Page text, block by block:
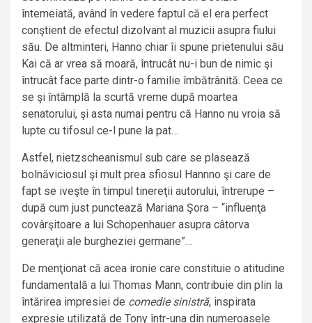
întemeiată, având în vedere faptul că el era perfect
conştient de efectul dizolvant al muzicii asupra fiului
său. De altminteri, Hanno chiar îi spune prietenului său
Kai că ar vrea să moară, întrucât nu-i bun de nimic şi
întrucât face parte dintr-o familie îmbătrânită. Ceea ce
se şi întâmplă la scurtă vreme după moartea
senatorului, şi asta numai pentru că Hanno nu vroia să
lupte cu tifosul ce-l pune la pat…
Astfel, nietzscheanismul sub care se plasează
bolnăviciosul şi mult prea sfiosul Hannno şi care de
fapt se iveşte în timpul tinereţii autorului, întrerupe –
după cum just punctează Mariana Şora – “influenţa
covârşitoare a lui Schopenhauer asupra câtorva
generaţii ale burgheziei germane”…
De menţionat că acea ironie care constituie o atitudine
fundamentală a lui Thomas Mann, contribuie din plin la
întărirea impresiei de comedie sinistră, inspirata
expresie utilizată de Tony într-una din numeroasele